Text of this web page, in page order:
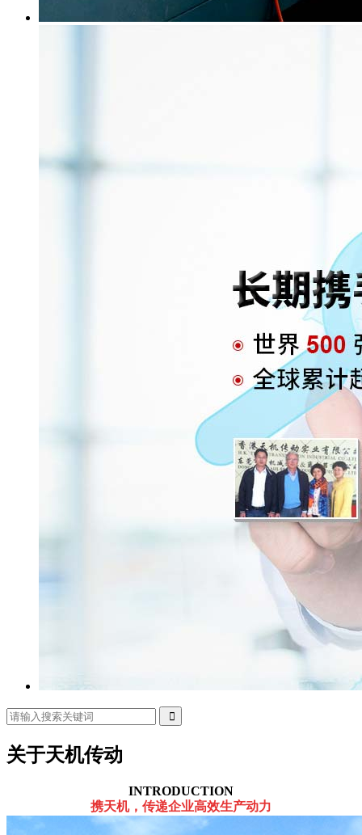
关于天机传动
INTRODUCTION
携天机，传递企业高效生产动力